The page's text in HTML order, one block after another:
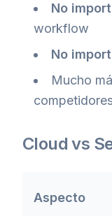
No
workflow
No
Mucho
Cloud vs
Aspecto